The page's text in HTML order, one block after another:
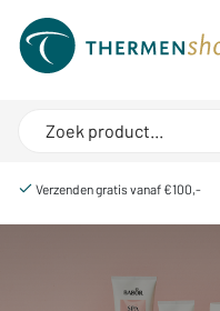
Verzenden gratis vanaf €100,-